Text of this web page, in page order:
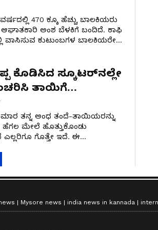
470 ಕ್ಕೂ ಹೆಚ್ಚು ಬಾಲಕಿಯರು
ಅಂಶ ಬೆಳಕಿಗೆ ಬಂದಿದೆ. ಕಾಫಿ
ಕುಟುಂಬಗಳ ಬಾಲಕಿಯರೇ
ತಾಯಿಗೆ
ಮಗ!
ತನ್ನ ಅಂಧ ತಂದೆ-ತಾಯಿಯರನ್ನು
ಮೇಲೆ ಹೊತ್ತುಕೊಂಡು
ಗೊತ್ತೇ ಇದೆ. ಈ
ತಂದೆ ಕೊಡಿಸಿದ್ದ ಸ್ಕೂಟರ್
ತೀರ್ಥಯಾತ್ರೆ
ಕೃಷ್ಣಕುಮಾರ್ ತಾಯಂದಿರ ದಿನವಾದ
Mysore news india news in kannada